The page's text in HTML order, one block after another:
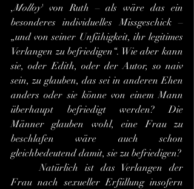
,Molloy' von Ruth – als wäre das ein
besonderes individuelles Missgeschick –
„und von seiner Unfähigkeit, ihr legitimes
Verlangen zu befriedigen“. Wie aber kann
sie, oder Edith, oder der Autor, so naiv
sein, zu glauben, das sei in anderen Ehen
anders oder sie könne von einem Mann
überhaupt befriedigt werden? Die
Männer glauben wohl, eine Frau zu
beschlafen wäre auch schon
gleichbedeutend damit, sie zu befriedigen?
	Natürlich ist das Verlangen der
Frau nach sexueller Erfüllung insofern